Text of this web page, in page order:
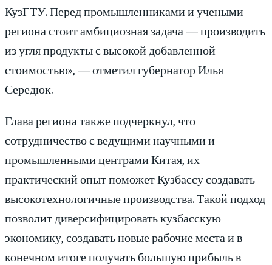
КузГТУ. Перед промышленниками и учеными
региона стоит амбициозная задача — производить
из угля продукты с высокой добавленной
стоимостью», — отметил губернатор Илья
Середюк.
Глава региона также подчеркнул, что
сотрудничество с ведущими научными и
промышленными центрами Китая, их
практический опыт поможет Кузбассу создавать
высокотехнологичные производства. Такой подход
позволит диверсифицировать кузбасскую
экономику, создавать новые рабочие места и в
конечном итоге получать большую прибыль в